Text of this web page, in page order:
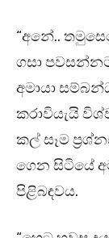
“අනේ..
ගසා
අමායා
කරාවියැයි
කල් සෑම
ගෙන සිටියේ
පිළිබඳවය.